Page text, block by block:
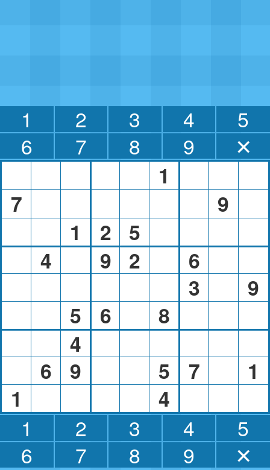
1 2 3 4
5
6
7 8 9 ✕
1
7
9
1
2
5
4
9 2
6
3
9
5
6
8
4
6
9 5 7
1
1
4
1 2 3 4
5
6
7 8 9 ✕